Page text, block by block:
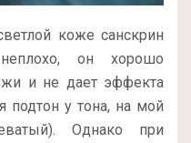
коже санскрин
он хорошо
и не дает эффекта
подтон у тона, на мой
Однако при